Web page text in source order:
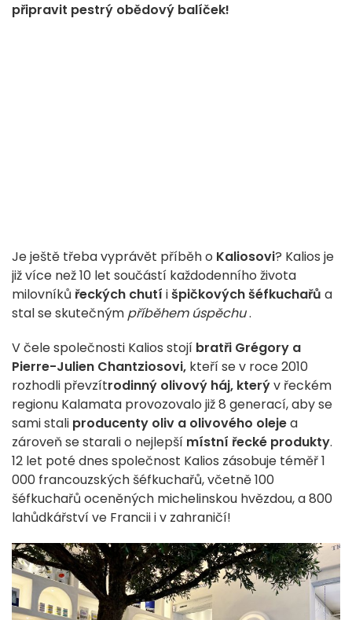
připravit pestrý obědový balíček!
Je ještě třeba vyprávět příběh o Kaliosovi? Kalios je
již více než 10 let součástí každodenního života
milovníků řeckých chutí išpičkových šéfkuchařů a
stal se skutečným příběhem úspěchu.
V čele společnosti Kalios stojí bratři Grégory a
Pierre-Julien Chantziosovi, kteří se v roce 2010
rozhodli převzítrodinný olivový háj, kterýv řeckém
regionu Kalamata provozovalo již 8 generací, aby se
sami stali producenty oliv a olivového olejea
zároveň se starali o nejlepší místní řecké produkty.
12 let poté dnes společnost Kalios zásobuje téměř 1
000 francouzských šéfkuchařů, včetně 100
šéfkuchařů oceněných michelinskou hvězdou, a 800
lahůdkářství ve Francii i v zahraničí!